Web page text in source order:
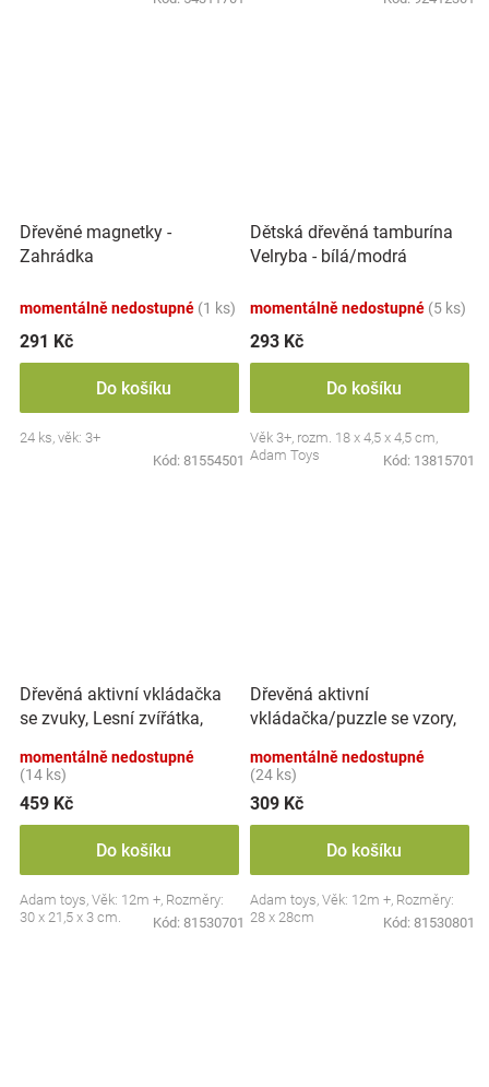
Dřevěné magnetky -
Zahrádka
momentálně nedostupné (1 ks)
291 Kč
Do košíku
24 ks, věk: 3+
Kód: 81554501
Dětská dřevěná tamburína
Velryba - bílá/modrá
momentálně nedostupné (5 ks)
293 Kč
Do košíku
Věk 3+, rozm. 18 x 4,5 x 4,5 cm,
Adam Toys
Kód: 13815701
Dřevěná aktivní vkládačka
se zvuky, Lesní zvířátka,
momentálně nedostupné
(14 ks)
459 Kč
Do košíku
Adam toys, Věk: 12m +, Rozměry:
30 x 21,5 x 3 cm.
Kód: 81530701
Dřevěná aktivní
vkládačka/puzzle se vzory,
momentálně nedostupné
(24 ks)
309 Kč
Do košíku
Adam toys, Věk: 12m +, Rozměry:
28 x 28cm
Kód: 81530801